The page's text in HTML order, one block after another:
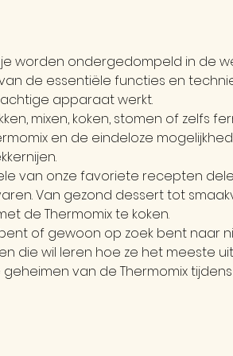
worden ondergedompeld in de
de essentiële functies en
apparaat werkt.
mixen, koken, stomen of zelfs
en de eindeloze
van onze favoriete recepten
Van gezond dessert tot
de Thermomix te koken.
of gewoon op zoek bent naar
die wil leren hoe ze het meeste
van de Thermomix